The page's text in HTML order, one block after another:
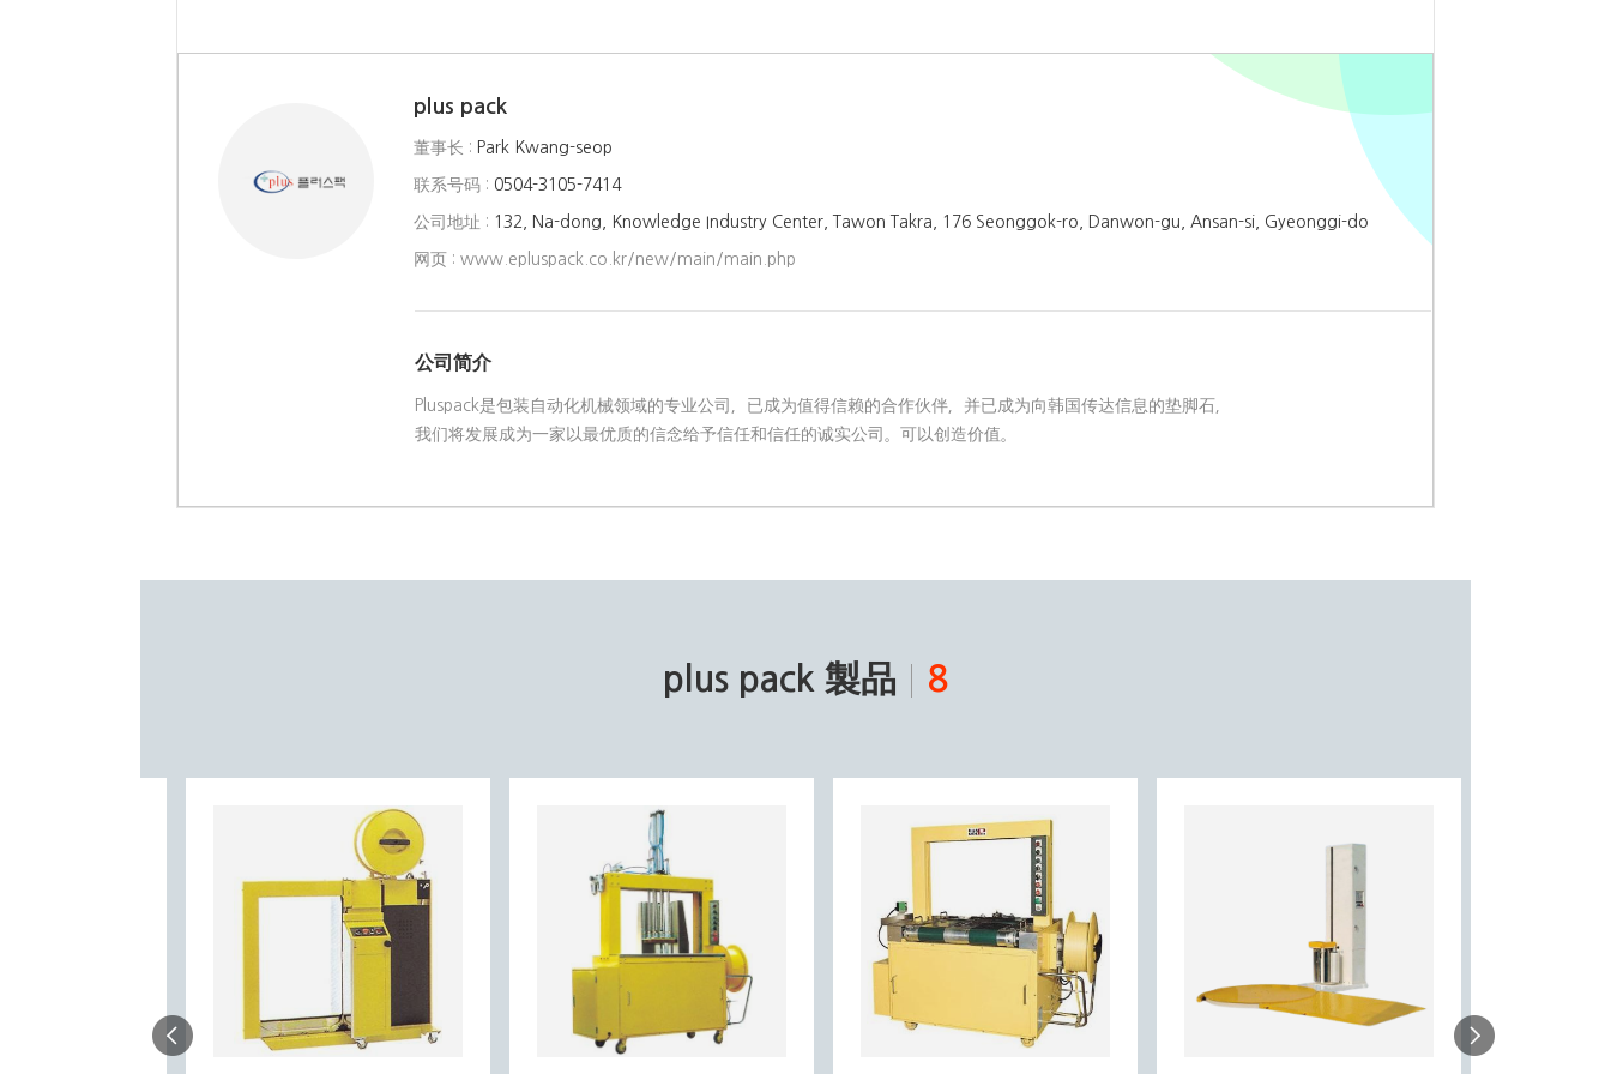
plus pack
董事长 : Park Kwang-seop
联系号码 : 0504-3105-7414
公司地址 : 132, Na-dong, Knowledge Industry Center, Tawon Takra, 176 Seonggok-ro, Danwon-gu, Ansan-si, Gyeonggi-do
网页 : www.epluspack.co.kr/new/main/main.php
公司简介
Pluspack是包装自动化机械领域的专业公司，已成为值得信赖的合作伙伴，并已成为向韩国传达信息的垫脚石，
我们将发展成为一家以最优质的信念给予信任和信任的诚实公司。可以创造价值。
plus pack 製品 8